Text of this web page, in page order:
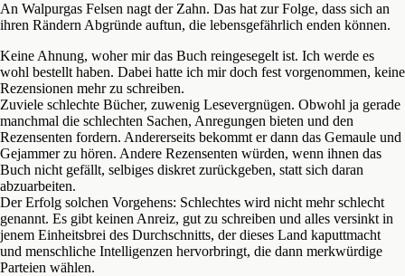
An Walpurgas Felsen nagt der Zahn. Das hat zur Folge, dass sich an
ihren Rändern Abgründe auftun, die lebensgefährlich enden können.
Keine Ahnung, woher mir das Buch reingesegelt ist. Ich werde es
wohl bestellt haben. Dabei hatte ich mir doch fest vorgenommen, keine
Rezensionen mehr zu schreiben.
Zuviele schlechte Bücher, zuwenig Lesevergnügen. Obwohl ja gerade
manchmal die schlechten Sachen, Anregungen bieten und den
Rezensenten fordern. Andererseits bekommt er dann das Gemaule und
Gejammer zu hören. Andere Rezensenten würden, wenn ihnen das
Buch nicht gefällt, selbiges diskret zurückgeben, statt sich daran
abzuarbeiten.
Der Erfolg solchen Vorgehens: Schlechtes wird nicht mehr schlecht
genannt. Es gibt keinen Anreiz, gut zu schreiben und alles versinkt in
jenem Einheitsbrei des Durchschnitts, der dieses Land kaputtmacht
und menschliche Intelligenzen hervorbringt, die dann merkwürdige
Parteien wählen.